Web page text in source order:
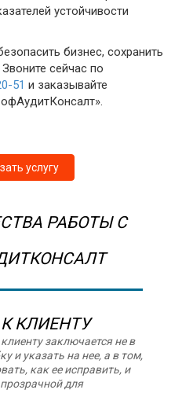
устойчивости
бизнес, сохранить
сейчас по
51 и заказывайте
услугу
РАБОТЫ С
КЛИЕНТУ
заключается не в
и указать на нее, а в том,
как ее исправить, и
для